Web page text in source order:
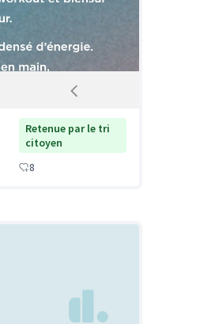
Retenue par le tri
citoyen
8